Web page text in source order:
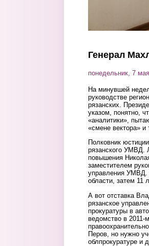
Генерал
понедельник, 7
На минувшей
руководстве
рязанских.
указом, понятно,
«аналитики»,
«смене вектора» и
Полковник
рязанского УМВД.
повышения
заместителем
управления УМВД.
области, затем 11
А вот отставка
рязанское
прокуратуры в
ведомство в 2011-
Перов, но нужно
облпрокуратуре и